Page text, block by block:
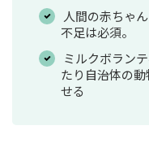
人間の赤ちゃ
不足は必須。
ミルクボラン
たり自治体の
せる